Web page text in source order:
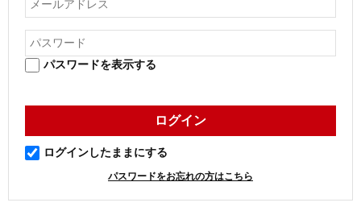
パスワードを表示する
ログインしたままにする
パスワードをお忘れの方はこちら